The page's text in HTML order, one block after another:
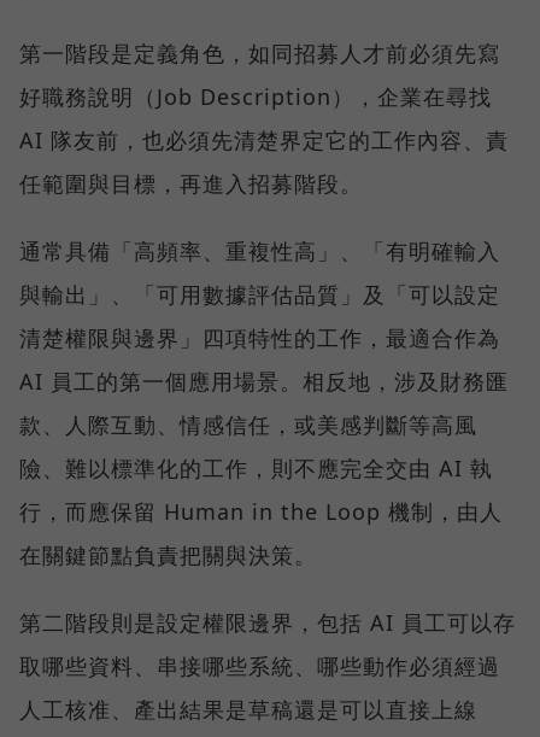
第一階段是定義角色，如同招募人才前必須先寫
好職務說明（Job Description），企業在尋找
AI 隊友前，也必須先清楚界定它的工作內容、責
任範圍與目標，再進入招募階段。
通常具備「高頻率、重複性高」、「有明確輸入
與輸出」、「可用數據評估品質」及「可以設定
清楚權限與邊界」四項特性的工作，最適合作為
AI 員工的第一個應用場景。相反地，涉及財務匯
款、人際互動、情感信任，或美感判斷等高風
險、難以標準化的工作，則不應完全交由 AI 執
行，而應保留 Human in the Loop 機制，由人
在關鍵節點負責把關與決策。
第二階段則是設定權限邊界，包括 AI 員工可以存
取哪些資料、串接哪些系統、哪些動作必須經過
人工核准、產出結果是草稿還是可以直接上線